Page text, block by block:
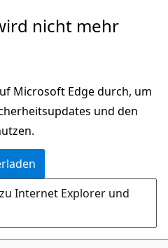
nicht mehr
Microsoft Edge durch, um
und den
Internet Explorer und